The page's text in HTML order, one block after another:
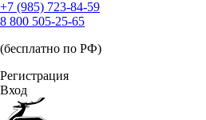
+7 (985) 723-84-59
8 800 505-25-65
(бесплатно по РФ)
Регистрация
Вход